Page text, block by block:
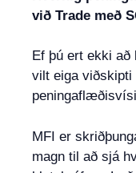
við Trade með
Ef þú ert ekki
vilt eiga viðskipti
MFI er
magn til að sjá